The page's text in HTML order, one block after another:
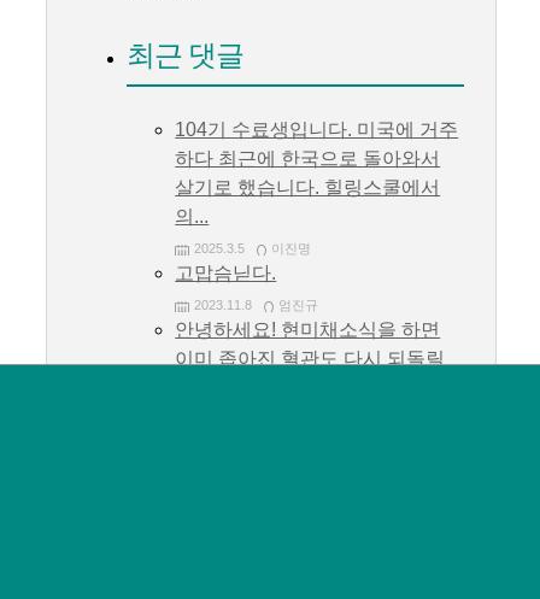
최근 댓글
104기 수료생입니다. 미국에 거주
하다 최근에 한국으로 돌아와서
살기로 했습니다. 힐링스쿨에서
의...
2025.3.5 이진명
고맙슴닏다.
2023.11.8 엄진규
안녕하세요! 현미채소식을 하면
이미 좁아진 혈관도 다시 되돌릴